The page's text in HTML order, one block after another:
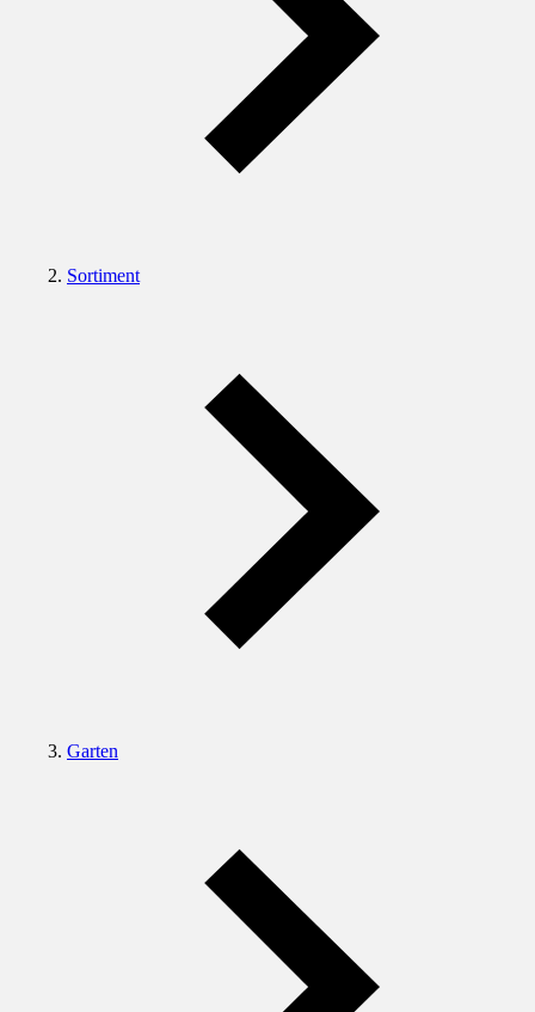
Sortiment
Garten